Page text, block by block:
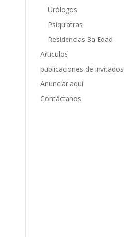
Urólogos
Psiquiatras
Residencias 3a Edad
Articulos
publicaciones de invitados
Anunciar aquí
Contáctanos